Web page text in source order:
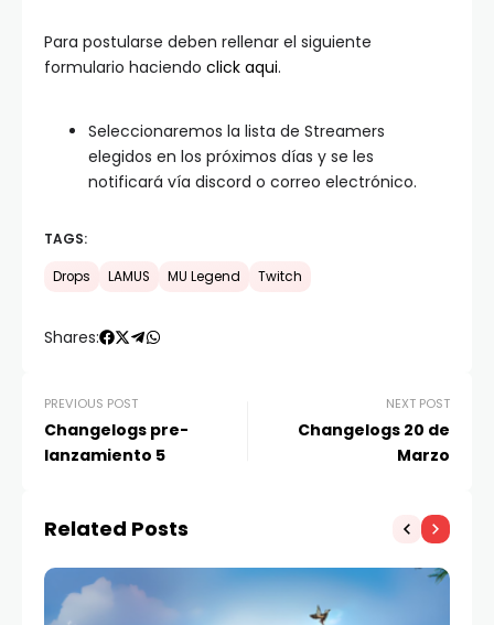
Para postularse deben rellenar el siguiente
formulario haciendo click aqui.
Seleccionaremos la lista de Streamers
elegidos en los próximos días y se les
notificará vía discord o correo electrónico.
TAGS:
Drops LAMUS MU Legend Twitch
Shares:
PREVIOUS POST
Changelogs pre-
lanzamiento 5
NEXT POST
Changelogs 20 de
Marzo
Related Posts